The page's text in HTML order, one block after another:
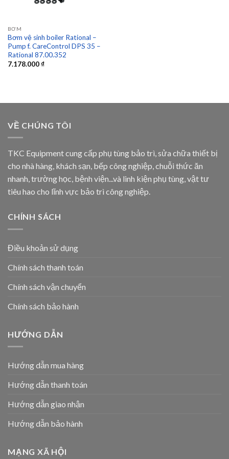
BƠM
Bơm vệ sinh boiler Rational –
Pump f. CareControl DPS 35 –
Rational 87.00.352
7.178.000₫
VỀ CHÚNG TÔI
TKC Equipment cung cấp phụ tùng bảo trì, sửa chữa thiết bị
cho nhà hàng, khách sạn, bếp công nghiệp, chuỗi thức ăn
nhanh, trường học, bệnh viện...và linh kiện phụ tùng, vật tư
tiêu hao cho lĩnh vực bảo trì công nghiệp.
CHÍNH SÁCH
Điều khoản sử dụng
Chính sách thanh toán
Chính sách vận chuyển
Chính sách bảo hành
HƯỚNG DẪN
Hướng dẫn mua hàng
Hướng dẫn thanh toán
Hướng dẫn giao nhận
Hướng dẫn bảo hành
MẠNG XÃ HỘI